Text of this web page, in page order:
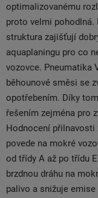
optimalizovanému
proto velmi
struktura zajišťují
aquaplaningu pro co
vozovce. Pneumatika
běhounové směsi se
opotřebením. Díky
řešením zejména pro
Hodnocení přilnavosti
povede na mokré
od třídy A až po třídu
brzdnou dráhu na
palivo a snižuje